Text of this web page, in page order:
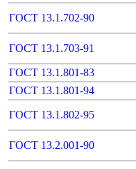
ГОСТ 13.1.702-90
ГОСТ 13.1.703-91
ГОСТ 13.1.801-83
ГОСТ 13.1.801-94
ГОСТ 13.1.802-95
ГОСТ 13.2.001-90